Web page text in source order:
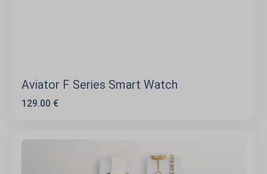
Aviator F Series Smart Watch
129.00 €